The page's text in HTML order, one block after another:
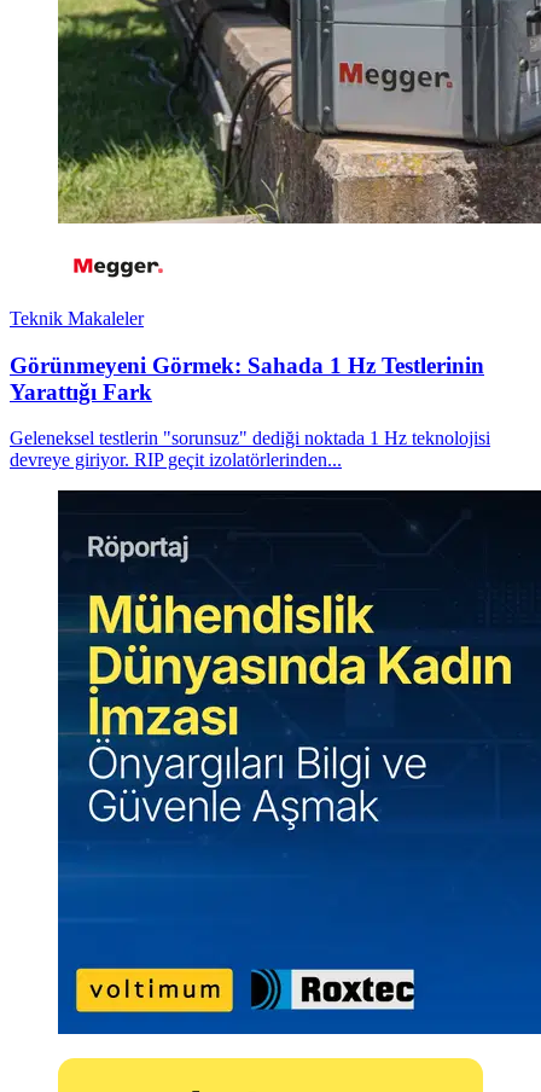
Teknik Makaleler
Görünmeyeni Görmek: Sahada 1 Hz Testlerinin
Yarattığı Fark
Geleneksel testlerin "sorunsuz" dediği noktada 1 Hz teknolojisi
devreye giriyor. RIP geçit izolatörlerinden...